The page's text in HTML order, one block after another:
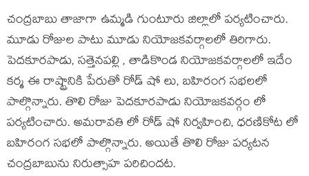
చంద్రబాబు తాజాగా ఉమ్మడి గుంటూరు జిల్లాలో పర్యటించారు.
మూడు రోజుల పాటు మూడు నియోజకవర్గాలలో తిరిగారు.
పెదకూరపాడు, సత్తెనపల్లి , తాడికొండ నియోజకవర్గాలలో ఇదేం
కర్మ ఈ రాష్ట్రానికి పేరుతో రోడ్ షో లు, బహిరంగ సభలలో
పాల్గొన్నారు. తొలి రోజు పెదకూరపాడు నియోజకవర్గం లో
పర్యటించారు. అమరావతి లో రోడ్ షో నిర్వహించి, ధరణికోట లో
బహిరంగ సభలో పాల్గొన్నారు. అయితే తొలి రోజు పర్యటన
చంద్రబాబును నిరుత్సాహ పరిచిందట.